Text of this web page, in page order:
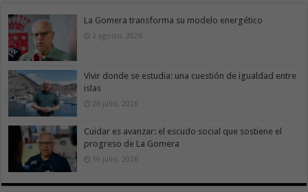
La Gomera transforma su modelo energético
2 agosto, 2026
Vivir donde se estudia: una cuestión de igualdad entre
islas
26 julio, 2026
Cuidar es avanzar: el escudo social que sostiene el
progreso de La Gomera
19 julio, 2026